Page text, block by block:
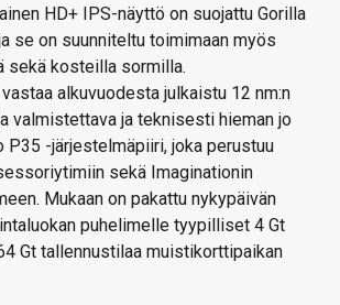
HD+ IPS-näyttö on suojattu Gorilla
se on suunniteltu toimimaan myös
sekä kosteilla sormilla.
alkuvuodesta julkaistu 12 nm:n
valmistettava ja teknisesti hieman jo
P35 -järjestelmäpiiri, joka perustuu
sekä Imaginationin
Mukaan on pakattu nykypäivän
puhelimelle tyypilliset 4 Gt
Gt tallennustilaa muistikorttipaikan